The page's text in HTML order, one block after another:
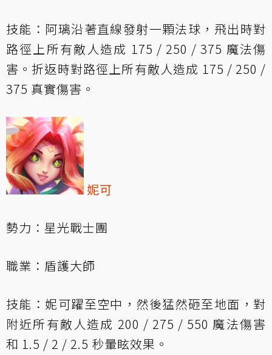
技能：阿璃沿著直線發射一顆法球，飛出時對
路徑上所有敵人造成 175 / 250 / 375 魔法傷
害。折返時對路徑上所有敵人造成 175 / 250 /
375 真實傷害。
妮可
勢力：星光戰士團
職業：盾護大師
技能：妮可躍至空中，然後猛然砸至地面，對
附近所有敵人造成 200 / 275 / 550 魔法傷害
和 1.5 / 2 / 2.5 秒暈眩效果。